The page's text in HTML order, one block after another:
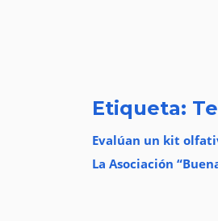
Etiqueta:
Evalúan un kit
La Asociación